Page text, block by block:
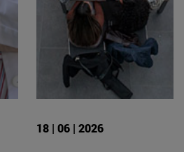
18 | 06 | 2026